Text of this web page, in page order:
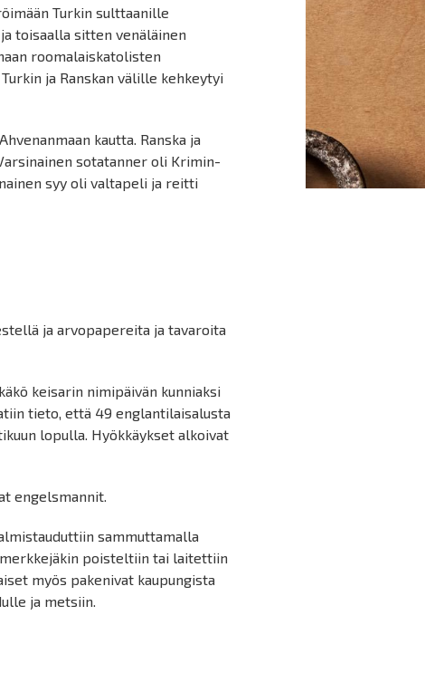
Turkin sulttaanille
toisaalla sitten venäläinen
roomalaiskatolisten
ja Ranskan välille kehkeytyi
kautta. Ranska ja
sotatanner oli Krimin-
syy oli valtapeli ja reitti
ja arvopapereita ja tavaroita
keisarin nimipäivän kunniaksi
tieto, että 49 englantilaisalusta
lopulla. Hyökkäykset alkoivat
engelsmannit.
sammuttamalla
poisteltiin tai laitettiin
myös pakenivat kaupungista
ja metsiin.